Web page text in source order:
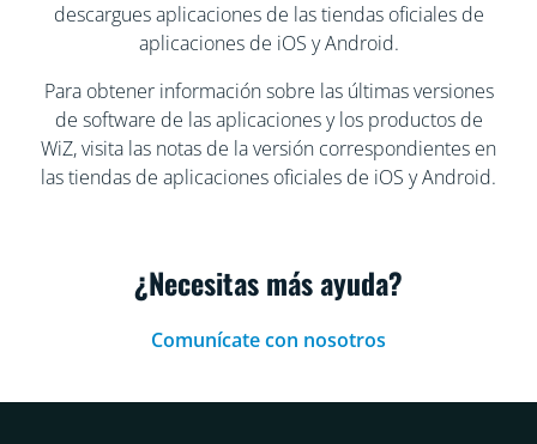
descargues aplicaciones de las tiendas oficiales de
aplicaciones de iOS y Android.
Para obtener información sobre las últimas versiones
de software de las aplicaciones y los productos de
WiZ, visita las notas de la versión correspondientes en
las tiendas de aplicaciones oficiales de iOS y Android.
¿Necesitas más ayuda?
Comunícate con nosotros